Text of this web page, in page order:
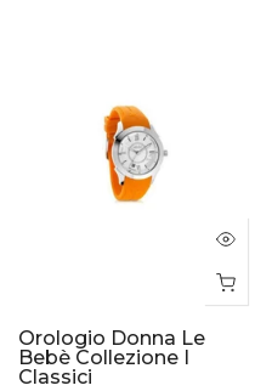
Orologio Donna Le
Bebè Collezione I
Classici